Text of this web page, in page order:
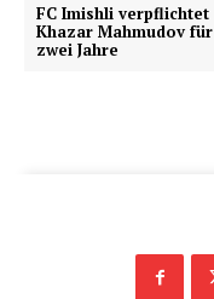
FC Imishli verpflichtet
Khazar Mahmudov für
zwei Jahre